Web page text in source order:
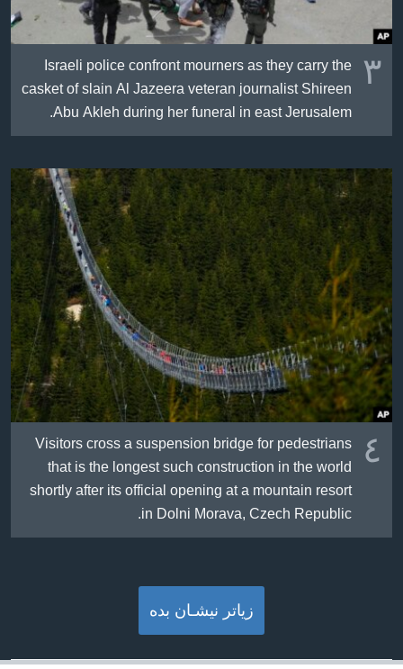
٣ Israeli police confront mourners as they carry the
casket of slain Al Jazeera veteran journalist Shireen
Abu Akleh during her funeral in east Jerusalem.
٤ Visitors cross a suspension bridge for pedestrians
that is the longest such construction in the world
shortly after its official opening at a mountain resort
in Dolni Morava, Czech Republic.
زیاتر نیشـان بده‌